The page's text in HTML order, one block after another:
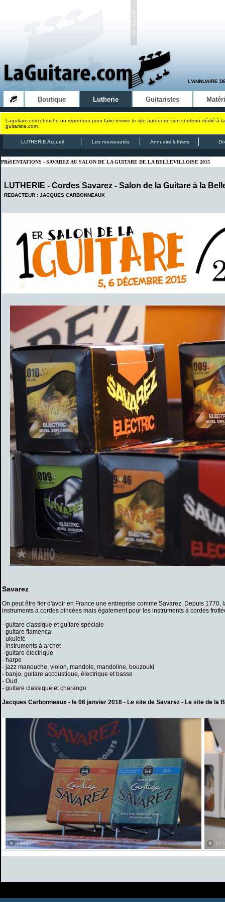
L'ANNUAIRE
Boutique Lutherie Guitaristes
Laguitare.com cherche un repreneur pour faire revivre le site autour de son contenu dédié à
guitariste.com
LUTHERIE Accueil Les nouveautés Annuaire luthiers
PRéSENTATIONS - SAVAREZ AU SALON DE LA GUITARE DE LA BELLEVILLOISE 2015
LUTHERIE - Cordes Savarez - Salon de la Guitare à la
REDACTEUR : JACQUES CARBONNEAUX
Savarez
On peut être fier d'avoir en France une entreprise comme Savarez. Depuis
instruments à cordes pincées mais également pour les instruments à cordes
- guitare classique et guitare spéciale
- guitare flamenca
- ukulélé
- instruments à archet
- guitare électrique
- harpe
- jazz manouche, violon, mandole, mandoline, bouzouki
- banjo, guitare accoustique, électrique et basse
- Oud
- guitare classique et charango
Jacques Carbonneaux - le 06 janvier 2016 - Le site de Savarez - Le site de la